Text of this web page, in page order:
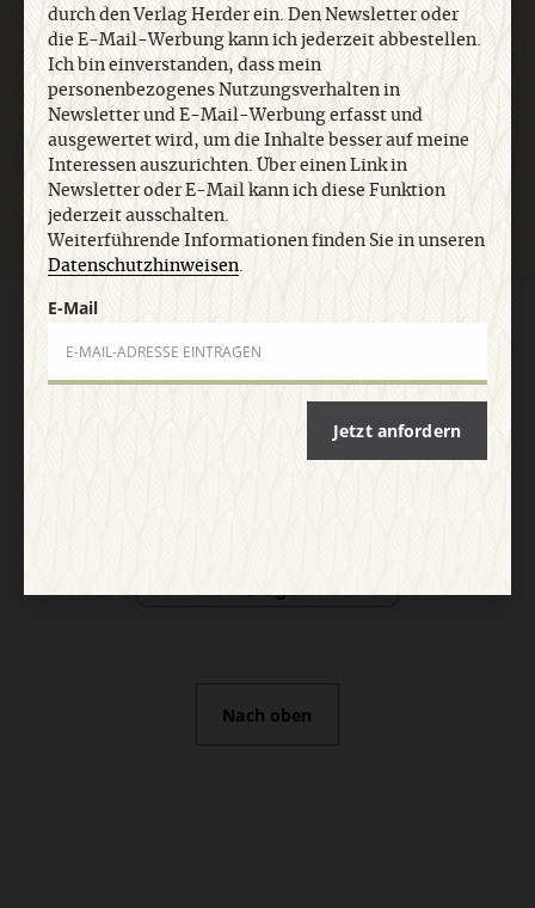
E-Mail
Jetzt anmelden
AGB und Widerrufsbelehrung Datenschutz
Barrierefreiheit
Impressum
Abo online kündigen
Nach oben
durch den Verlag Herder ein. Den Newsletter oder
die E-Mail-Werbung kann ich jederzeit abbestellen.
Ich bin einverstanden, dass mein
personenbezogenes Nutzungsverhalten in
Newsletter und E-Mail-Werbung erfasst und
ausgewertet wird, um die Inhalte besser auf meine
Interessen auszurichten. Über einen Link in
Newsletter oder E-Mail kann ich diese Funktion
jederzeit ausschalten.
Weiterführende Informationen finden Sie in unseren
Datenschutzhinweisen.
E-Mail
Jetzt anfordern